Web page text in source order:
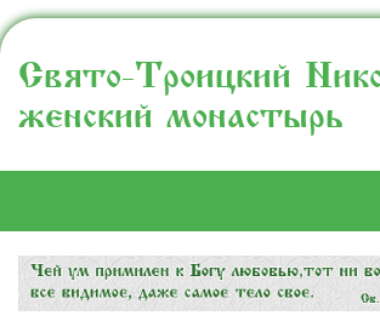
Свято-Троицкий
женский монастырь